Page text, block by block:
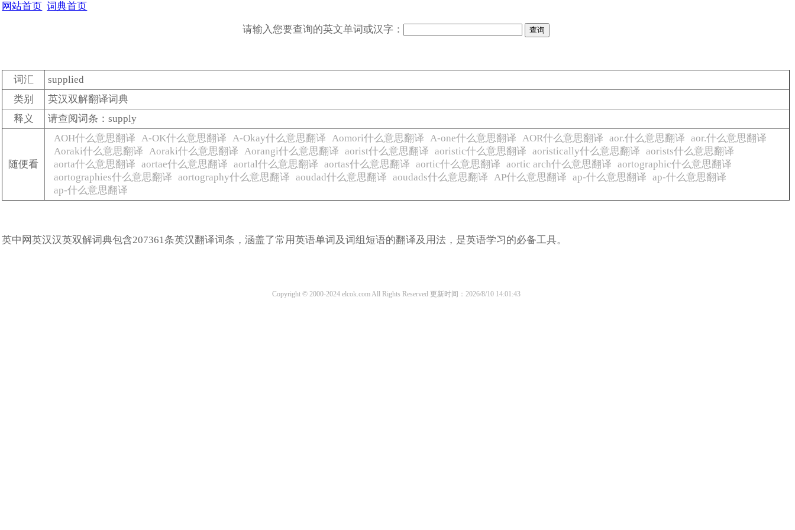
网站首页 词典首页
请输入您要查询的英文单词或汉字：
词汇
supplied
类别
英汉双解翻译词典
释义
请查阅词条：supply
随便看
AOH什么意思翻译 A-OK什么意思翻译 A-Okay什么意思翻译 Aomori什么意思翻译 A-one什么意思翻译 AOR什么意思翻译 aor.什么意思翻译 aor.什么意思翻译
Aoraki什么意思翻译 Aoraki什么意思翻译 Aorangi什么意思翻译 aorist什么意思翻译 aoristic什么意思翻译 aoristically什么意思翻译 aorists什么意思翻译
aorta什么意思翻译 aortae什么意思翻译 aortal什么意思翻译 aortas什么意思翻译 aortic什么意思翻译 aortic arch什么意思翻译 aortographic什么意思翻译
aortographies什么意思翻译 aortography什么意思翻译 aoudad什么意思翻译 aoudads什么意思翻译 AP什么意思翻译 ap-什么意思翻译 ap-什么意思翻译
ap-什么意思翻译
英中网英汉汉英双解词典包含207361条英汉翻译词条，涵盖了常用英语单词及词组短语的翻译及用法，是英语学习的必备工具。
Copyright © 2000-2024 elcok.com All Rights Reserved 更新时间：2026/8/10 14:01:43